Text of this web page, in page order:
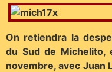
On retiendra la
du Sud de Michelito,
novembre, avec Juan